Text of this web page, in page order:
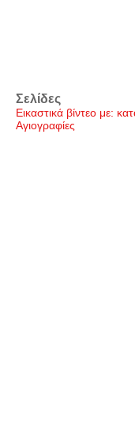
Σελίδες
Εικαστικά βίντεο με:
Αγιογραφίες